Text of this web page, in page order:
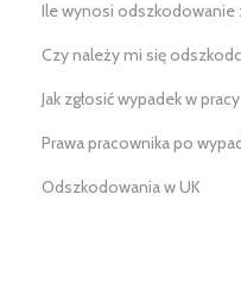
Ile wynosi odszkodowanie
Czy należy mi się
Jak zgłosić wypadek w
Prawa pracownika po
Odszkodowania w UK